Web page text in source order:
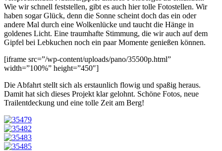
Wie wir schnell feststellen, gibt es auch hier tolle Fotostellen. Wir
haben sogar Glück, denn die Sonne scheint doch das ein oder
andere Mal durch eine Wolkenlücke und taucht die Hänge in
goldenes Licht. Eine traumhafte Stimmung, die wir auch auf dem
Gipfel bei Lebkuchen noch ein paar Momente genießen können.
[iframe src=”/wp-content/uploads/pano/35500p.html”
width=”100%” height=”450″]
Die Abfahrt stellt sich als erstaunlich flowig und spaßig heraus.
Damit hat sich dieses Projekt klar gelohnt. Schöne Fotos, neue
Trailentdeckung und eine tolle Zeit am Berg!